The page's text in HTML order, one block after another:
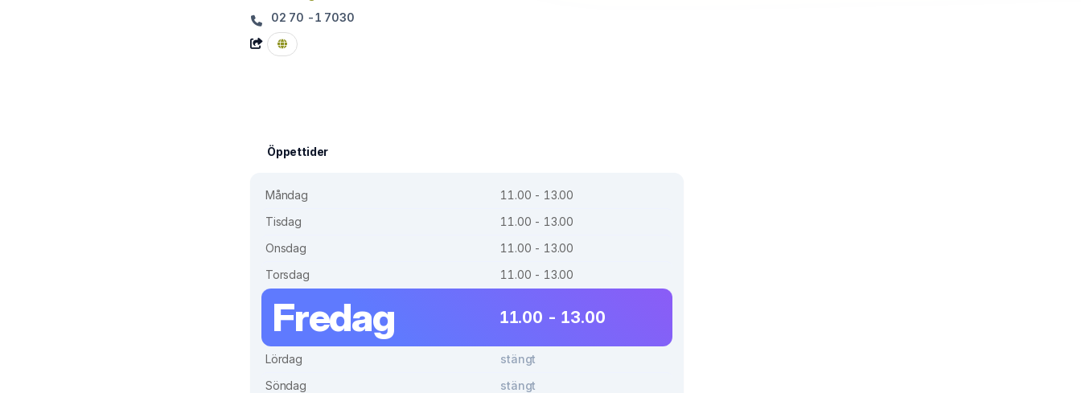
02 70 -1 7030
Öppettider
Måndag
11.00 - 13.00
Tisdag
11.00 - 13.00
Onsdag
11.00 - 13.00
Torsdag
11.00 - 13.00
Fredag 11.00 - 13.00
Lördag
stängt
Söndag
stängt